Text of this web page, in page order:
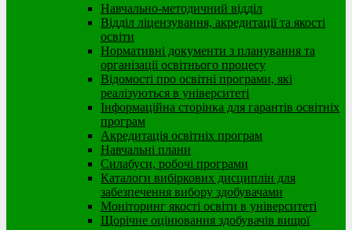
Навчально-методичний відділ
Відділ ліцензування, акредитації та якості
освіти
Нормативні документи з планування та
організації освітнього процесу
Відомості про освітні програми, які
реалізуються в університеті
Інформаційна сторінка для гарантів освітніх
програм
Акредитація освітніх програм
Навчальні плани
Силабуси, робочі програми
Каталоги вибіркових дисциплін для
забезпечення вибору здобувачами
Моніторинг якості освіти в університеті
Щорічне оцінювання здобувачів вищої